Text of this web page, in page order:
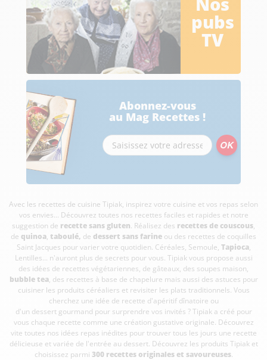
pubs
TV
Abonnez-vous
au Mag Recettes !
Avec les recettes de cuisine Tipiak, inspirez votre cuisine et vos repas selon
vos envies... Découvrez toutes nos recettes faciles et rapides et notre
suggestion de recette sans gluten. Réalisez des recettes de couscous,
de quinoa, taboulé, de dessert sans farine ou des recettes de coquilles
Saint Jacques pour varier votre quotidien. Céréales, Semoule, Tapioca,
Lentilles... n'auront plus de secrets pour vous. Tipiak vous propose aussi
des idées de recettes végétariennes, de gâteaux, des soupes maison,
bubble tea, des recettes à base de chapelure mais aussi des astuces pour
cuisiner les produits céréaliers et revisiter les plats traditionnels. Vous
cherchez une idée de recette d'apéritif dînatoire ou
d'un dessert gourmand pour surprendre vos invités ? Tipiak a créé pour
vous chaque recette comme une création gustative originale. Découvrez
vite toutes nos idées repas inédites pour trouver tous les jours une recette
délicieuse et variée de l'entrée au dessert. Découvrez les produits Tipiak et
choisissez parmi 300 recettes originales et savoureuses.